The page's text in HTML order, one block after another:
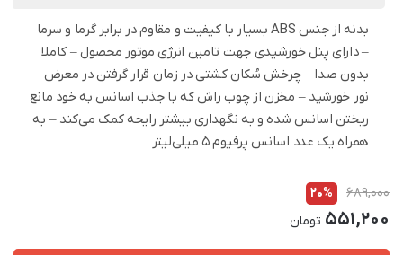
بدنه از جنس ABS بسیار با کیفیت و مقاوم در برابر گرما و سرما
– دارای پنل خورشیدی جهت تامین انرژی موتور محصول – کاملا
بدون صدا – چرخش سُکان کشتی در زمان قرار گرفتن در معرض
نور خورشید – مخزن از چوب راش که با جذب اسانس به خود مانع
ریختن اسانس شده و به نگهداری بیشتر رایحه کمک می‌کند – به
همراه یک عدد اسانس پرفیوم 5 میلی‌لیتر
689,000
20%
551,200 تومان